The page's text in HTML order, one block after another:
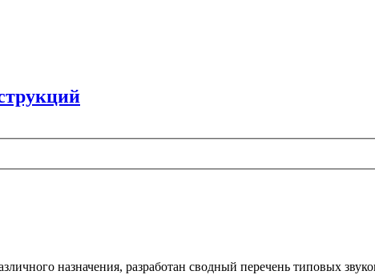
назначения, разработан сводный перечень типовых